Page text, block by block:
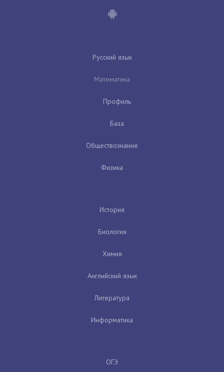
Русский язык
Математика
Профиль
База
Обществознание
Физика
История
Биология
Химия
Английский язык
Литература
Информатика
ОГЭ